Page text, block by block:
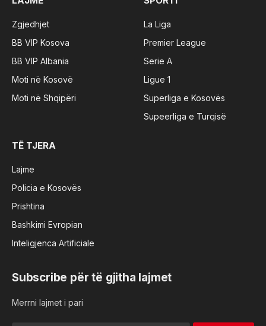
Zgjedhjet
BB VIP Kosova
BB VIP Albania
Moti në Kosovë
Moti në Shqipëri
La Liga
Premier League
Serie A
Ligue 1
Superliga e Kosovës
Supeerliga e Turqisë
TË TJERA
Lajme
Policia e Kosovës
Prishtina
Bashkimi Evropian
Inteligjenca Artificiale
Subscribe për të gjitha lajmet
Merrni lajmet i pari